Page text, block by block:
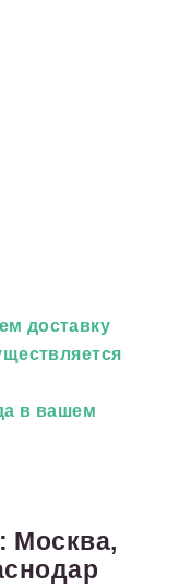
доставку
в вашем
Москва,